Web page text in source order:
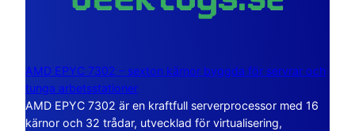
AMD EPYC 7302 – sexton kärnor byggda för servrar och
tunga arbetsstationer
AMD EPYC 7302 är en kraftfull serverprocessor med 16
kärnor och 32 trådar, utvecklad för virtualisering,